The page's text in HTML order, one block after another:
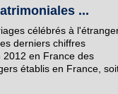
...
célébrés à
derniers chiffres
2012 en France des
établis en France,